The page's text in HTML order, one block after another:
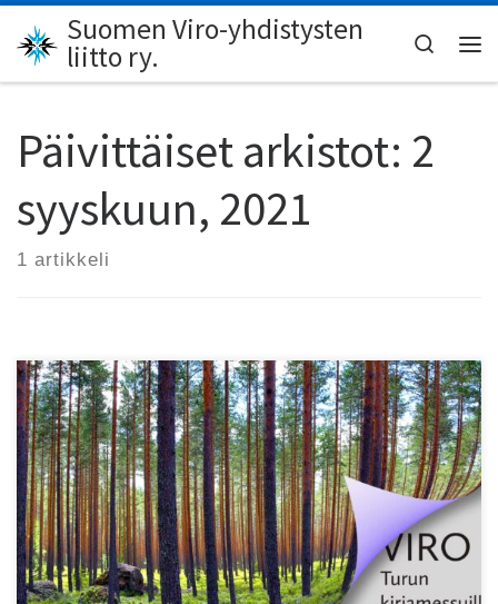
Skip to content
Suomen Viro-yhdistysten
liitto ry.
Search
Päivittäiset arkistot: 2
syyskuun, 2021
1 artikkeli
Turun Kirjamessuilla nähdään jälleen laaja kattaus
virolaista kirjallisuutta!